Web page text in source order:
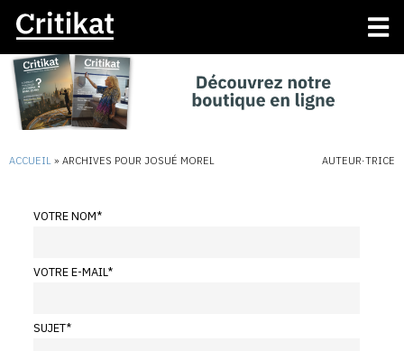
ACCUEIL » ARCHIVES POUR JOSUÉ MOREL AUTEUR·TRICE
VOTRE NOM*
VOTRE E-MAIL*
SUJET*